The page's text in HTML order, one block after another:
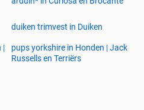
duiken trimvest in Duiken
|
pups yorkshire in Honden | Jack
Russells en Terriërs